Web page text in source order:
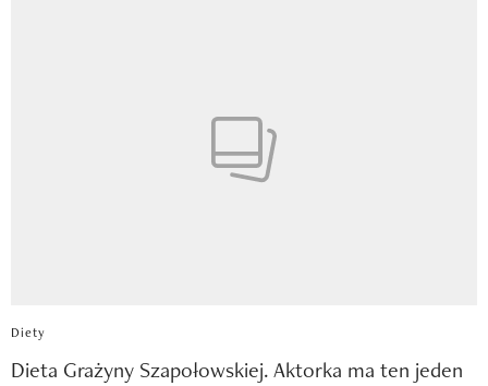
Diety
Dieta Grażyny Szapołowskiej. Aktorka ma ten jeden